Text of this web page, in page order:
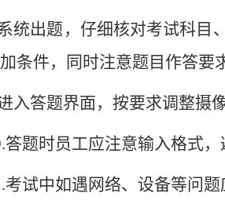
统出题，仔细核对考试科目
条件，同时注意题目作答要
入答题界面，按要求调整摄
答题时员工应注意输入格式，
考试中如遇网络、设备等问